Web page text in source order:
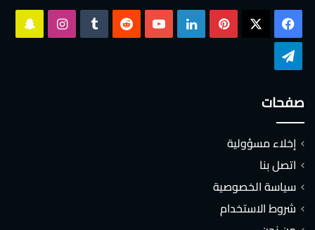
فيسبوك بينتيريست لينكدإن ‫YouTube انستقرام
صفحات
إخلاء مسؤولية
اتصل بنا
سياسة الخصوصية
شروط الاستخدام